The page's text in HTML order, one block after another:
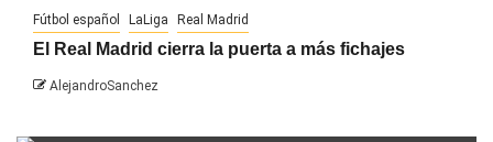
Fútbol español LaLiga Real Madrid
El Real Madrid cierra la puerta a más fichajes
AlejandroSanchez